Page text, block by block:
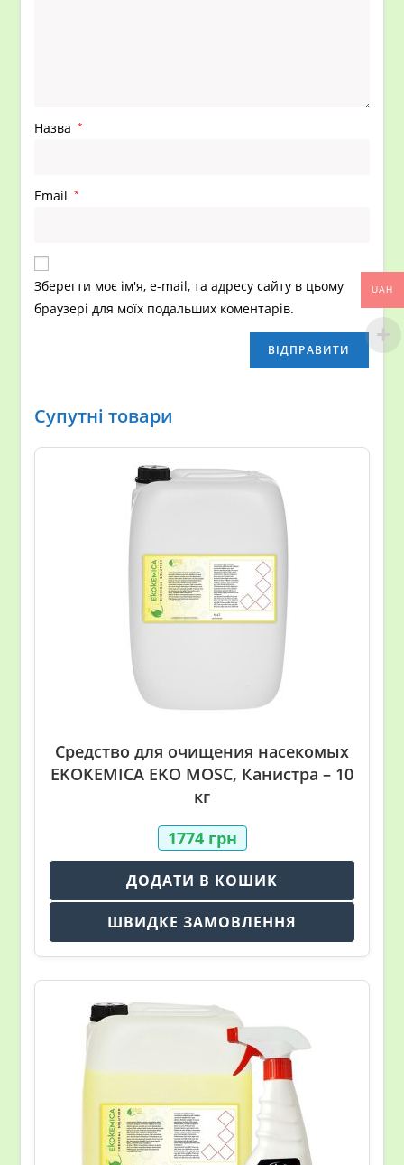
Назва *
Email *
Зберегти моє ім'я, e-mail, та адресу сайту в цьому
браузері для моїх подальших коментарів.
Супутні товари
Средство для очищения насекомых
EKOKEMICA EKO MOSC, Канистра – 10
кг
1774 грн
ДОДАТИ В КОШИК
ШВИДКЕ ЗАМОВЛЕННЯ
UAH